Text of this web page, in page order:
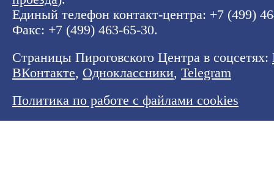
Единый телефон контакт-центра: +7 (499)
Факс: +7 (499) 463-65-30.
Страницы Пироговского Центра в соцсетях:
ВКонтакте, Одноклассники, Telegram
Политика по работе с файлами cookies